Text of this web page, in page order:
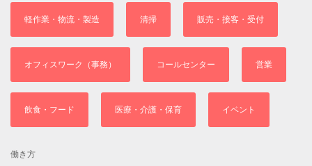
軽作業・物流・製造 清掃 販売・接客・受付
オフィスワーク（事務） コールセンター 営業
飲食・フード 医療・介護・保育 イベント
働き方